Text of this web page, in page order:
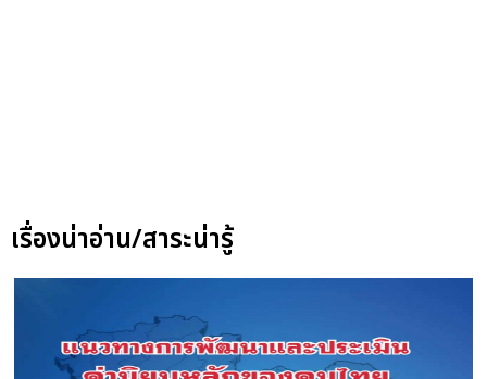
เรื่องน่าอ่าน/สาระน่ารู้